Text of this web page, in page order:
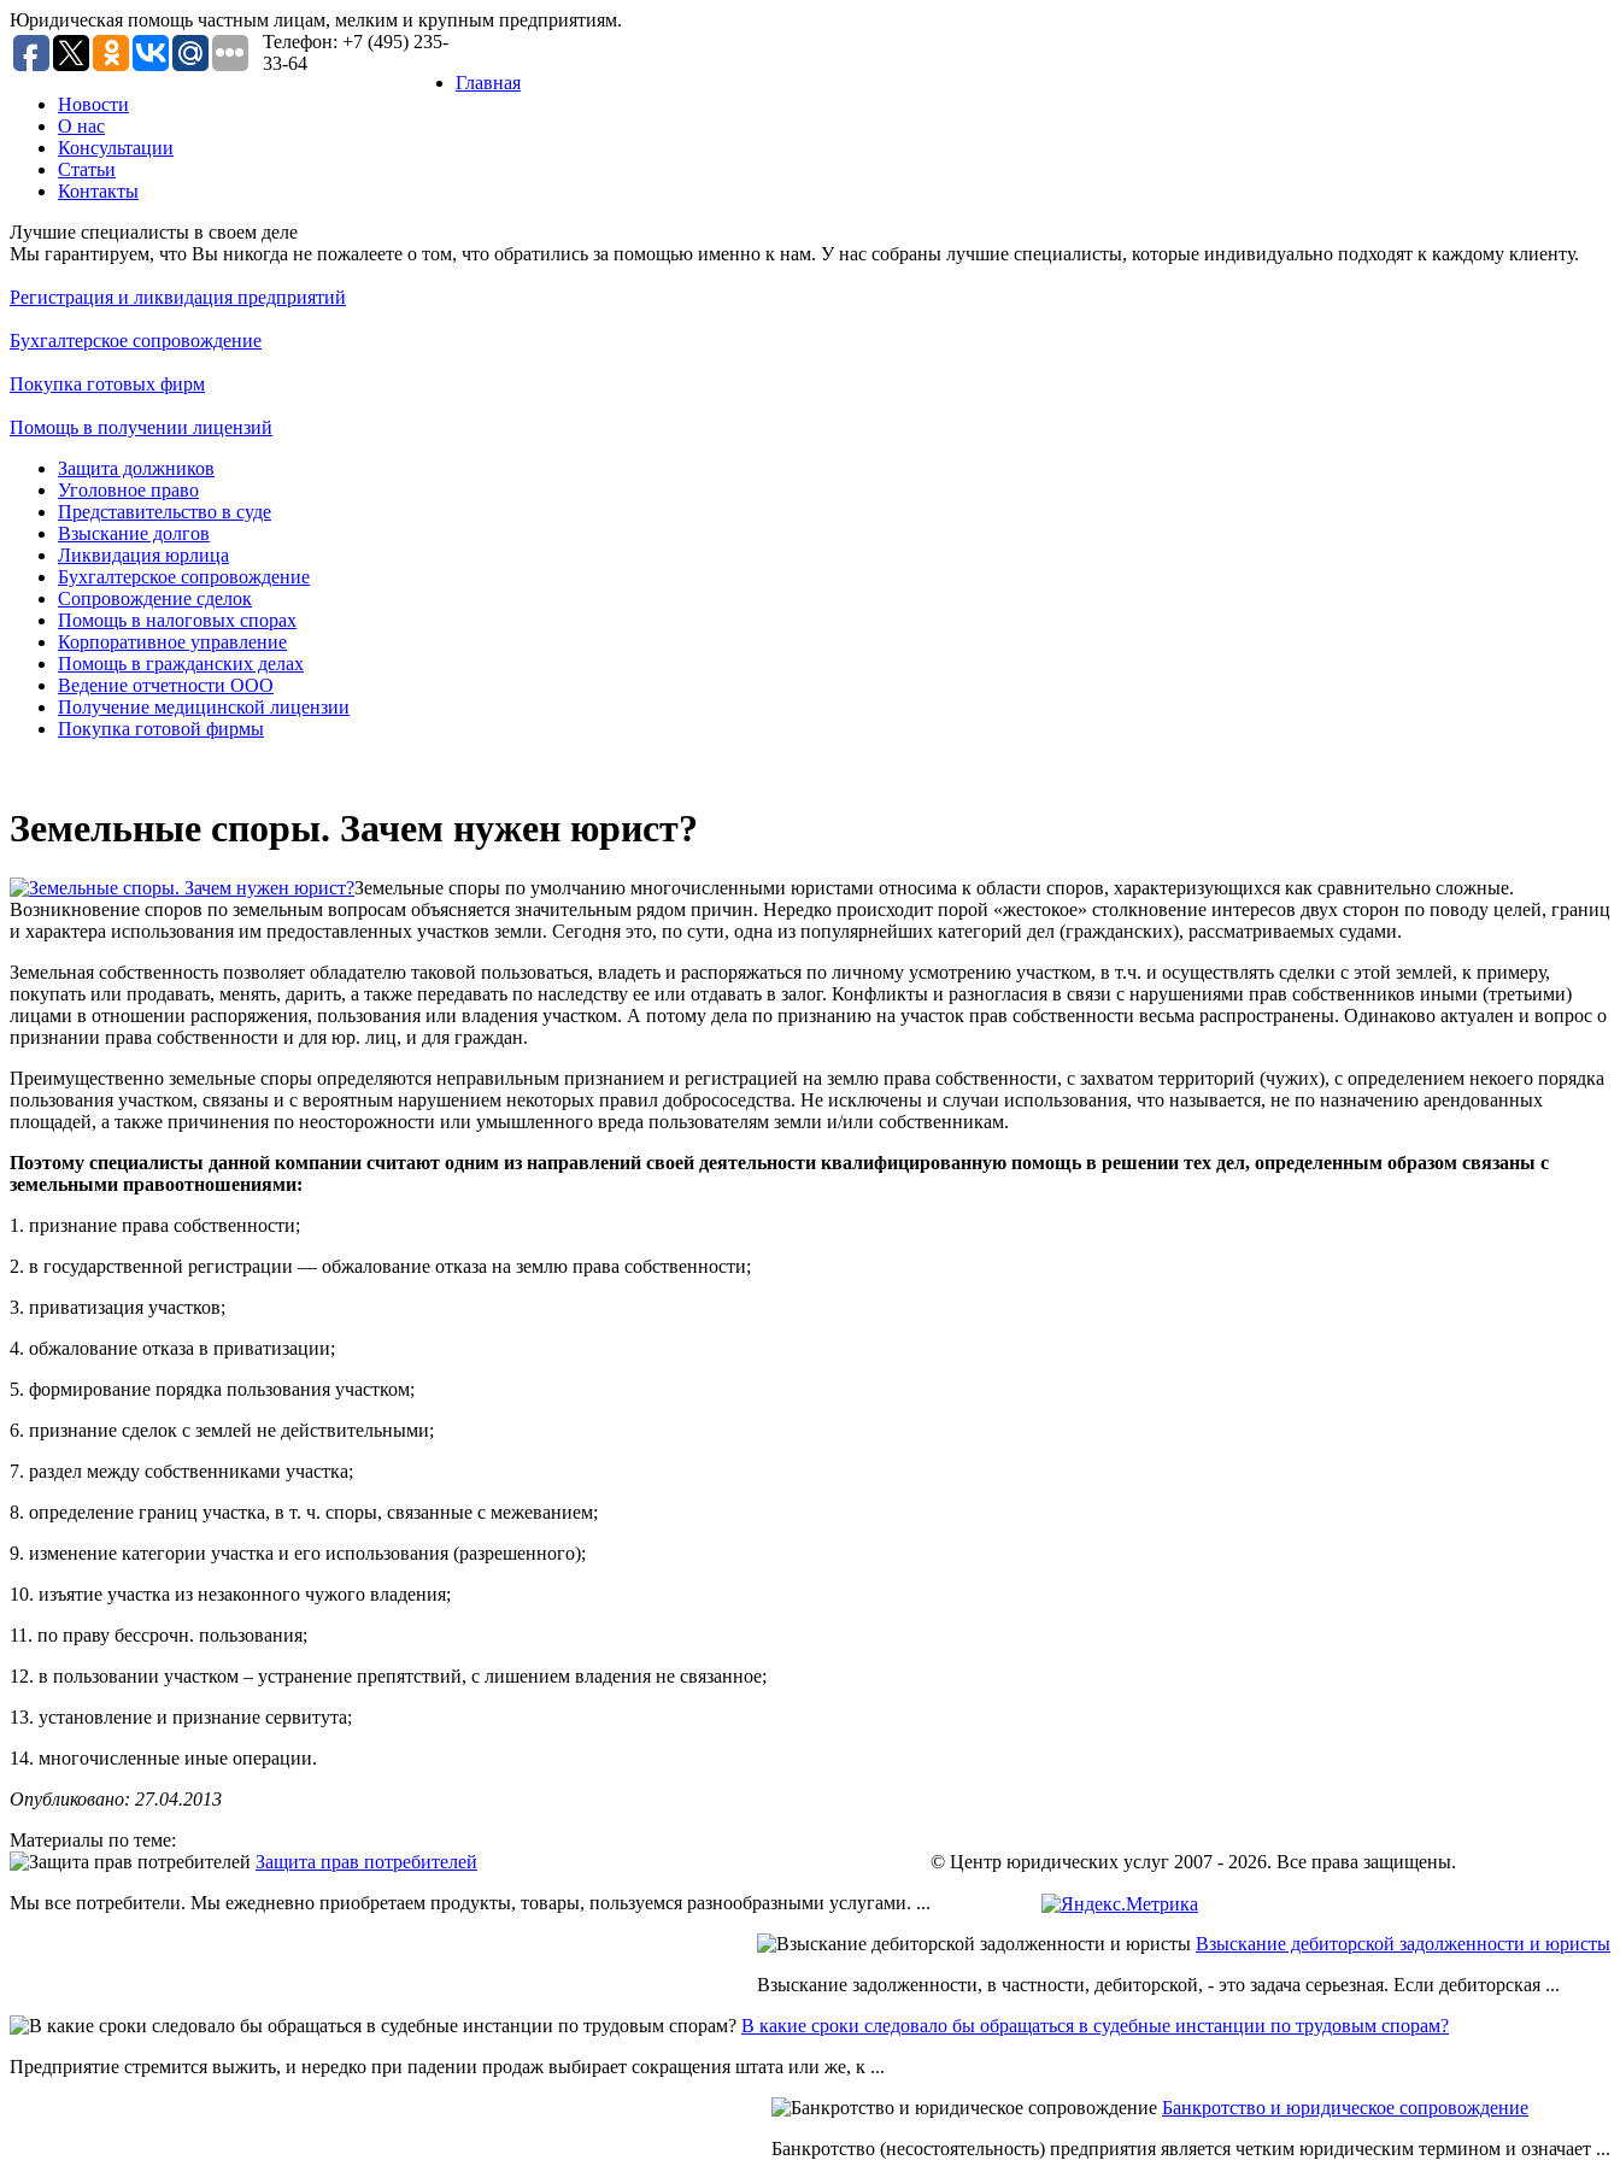
Юридическая помощь частным лицам, мелким и крупным предприятиям.
Телефон: +7 (495) 235-
33-64
Главная
Новости
O нас
Консультации
Статьи
Контакты
Лучшие специалисты в своем деле
Мы гарантируем, что Вы никогда не пожалеете о том, что обратились за помощью именно к нам. У нас собраны лучшие специалисты, которые индивидуально подходят к каждому клиенту.
Регистрация и ликвидация предприятий
Бухгалтерское сопровождение
Покупка готовых фирм
Помощь в получении лицензий
Защита должников
Уголовное право
Представительство в суде
Взыскание долгов
Ликвидация юрлица
Бухгалтерское сопровождение
Сопровождение сделок
Помощь в налоговых спорах
Корпоративное управление
Помощь в гражданских делах
Ведение отчетности ООО
Получение медицинской лицензии
Покупка готовой фирмы
Земельные споры. Зачем нужен юрист?
Земельные споры по умолчанию многочисленными юристами относима к области споров, характеризующихся как сравнительно сложные.
Возникновение споров по земельным вопросам объясняется значительным рядом причин. Нередко происходит порой «жестокое» столкновение интересов двух сторон по поводу целей, границ
и характера использования им предоставленных участков земли. Сегодня это, по сути, одна из популярнейших категорий дел (гражданских), рассматриваемых судами.
Земельная собственность позволяет обладателю таковой пользоваться, владеть и распоряжаться по личному усмотрению участком, в т.ч. и осуществлять сделки с этой землей, к примеру,
покупать или продавать, менять, дарить, а также передавать по наследству ее или отдавать в залог. Конфликты и разногласия в связи с нарушениями прав собственников иными (третьими)
лицами в отношении распоряжения, пользования или владения участком. А потому дела по признанию на участок прав собственности весьма распространены. Одинаково актуален и вопрос о
признании права собственности и для юр. лиц, и для граждан.
Преимущественно земельные споры определяются неправильным признанием и регистрацией на землю права собственности, с захватом территорий (чужих), с определением некоего порядка
пользования участком, связаны и с вероятным нарушением некоторых правил добрососедства. Не исключены и случаи использования, что называется, не по назначению арендованных
площадей, а также причинения по неосторожности или умышленного вреда пользователям земли и/или собственникам.
Поэтому специалисты данной компании считают одним из направлений своей деятельности квалифицированную помощь в решении тех дел, определенным образом связаны с
земельными правоотношениями:
1. признание права собственности;
2. в государственной регистрации — обжалование отказа на землю права собственности;
3. приватизация участков;
4. обжалование отказа в приватизации;
5. формирование порядка пользования участком;
6. признание сделок с землей не действительными;
7. раздел между собственниками участка;
8. определение границ участка, в т. ч. споры, связанные с межеванием;
9. изменение категории участка и его использования (разрешенного);
10. изъятие участка из незаконного чужого владения;
11. по праву бессрочн. пользования;
12. в пользовании участком – устранение препятствий, с лишением владения не связанное;
13. установление и признание сервитута;
14. многочисленные иные операции.
Опубликовано: 27.04.2013
Материалы по теме:
Защита прав потребителей
Мы все потребители. Мы ежедневно приобретаем продукты, товары, пользуемся разнообразными услугами. ...
Взыскание дебиторской задолженности и юристы
Взыскание задолженности, в частности, дебиторской, - это задача серьезная. Если дебиторская ...
В какие сроки следовало бы обращаться в судебные инстанции по трудовым спорам?
Предприятие стремится выжить, и нередко при падении продаж выбирает сокращения штата или же, к ...
Банкротство и юридическое сопровождение
Банкротство (несостоятельность) предприятия является четким юридическим термином и означает ...
© Центр юридических услуг 2007 - 2026. Все права защищены.